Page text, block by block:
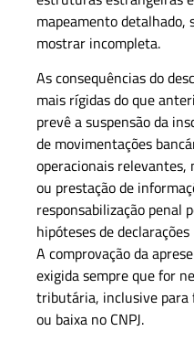
mapeamento detalhado,
mostrar incompleta.
As consequências do
mais rígidas do que
prevê a suspensão da
de movimentações
operacionais relevantes,
ou prestação de
responsabilização penal
hipóteses de
A comprovação da
exigida sempre que for
tributária, inclusive para
ou baixa no CNPJ.